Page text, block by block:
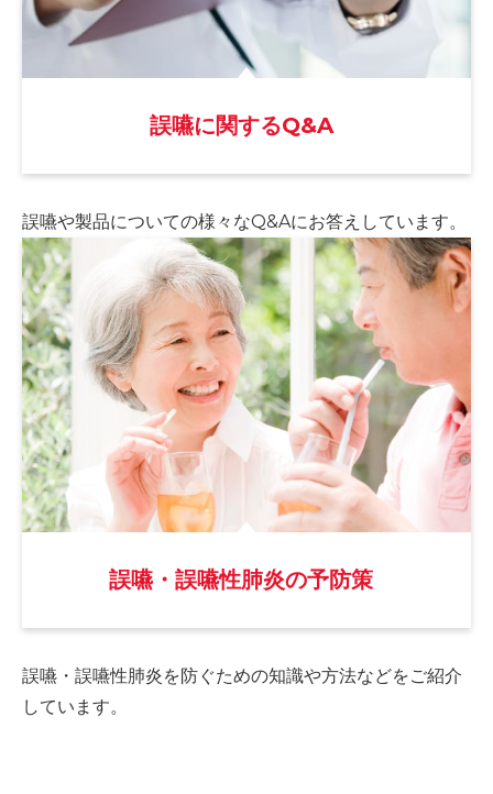
誤嚥に関するQ&A
誤嚥や製品についての様々なQ&Aにお答えしています。
誤嚥・誤嚥性肺炎の予防策
誤嚥・誤嚥性肺炎を防ぐための知識や方法などをご紹介
しています。